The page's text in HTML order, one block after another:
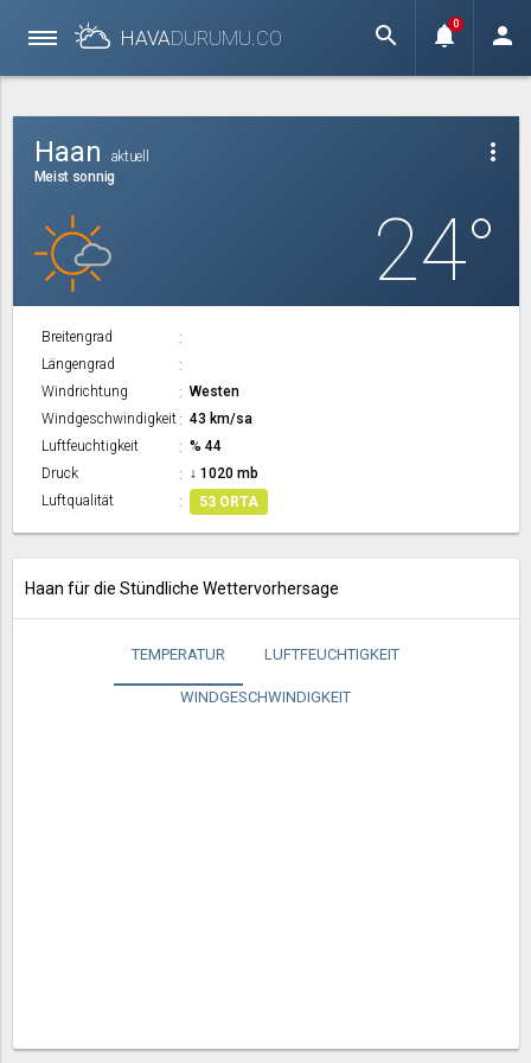
HAVADURUMU.CO search notifications
0 person
more_vert
Haan
aktuell
Meist sonnig
24°
Breitengrad
Längengrad
Windrichtung
Westen
Windgeschwindigkeit
43 km/sa
Luftfeuchtigkeit
% 44
Druck
↓ 1020 mb
Luftqualität
53 ORTA
Haan für die Stündliche Wettervorhersage
TEMPERATUR LUFTFEUCHTIGKEIT
WINDGESCHWINDIGKEIT